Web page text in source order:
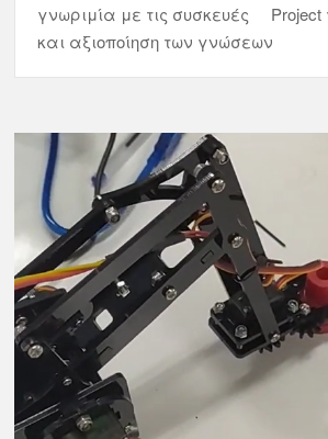
γνωριμία με τις συσκευές
και αξιοποίηση των γνώσεων